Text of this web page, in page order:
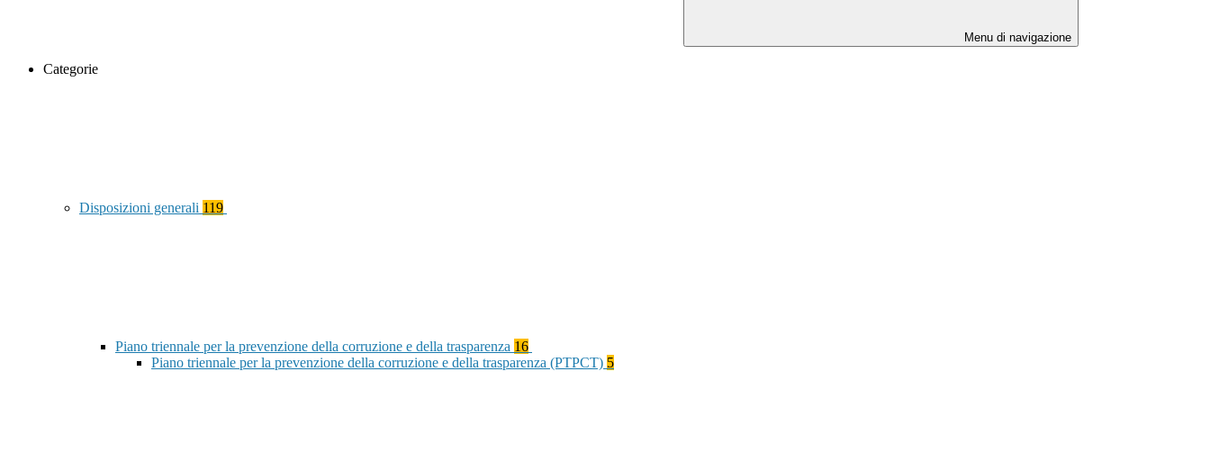
Menu di navigazione
Categorie
Disposizioni generali 119
Piano triennale per la prevenzione della corruzione e della trasparenza 16
Piano triennale per la prevenzione della corruzione e della trasparenza (PTPCT) 5